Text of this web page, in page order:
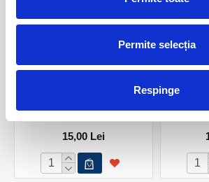
Permite selecția
Respinge
Cielo
15,00 Lei